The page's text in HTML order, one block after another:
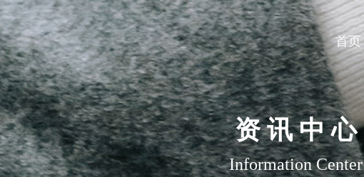
首页
资 讯 中 心
Information Center